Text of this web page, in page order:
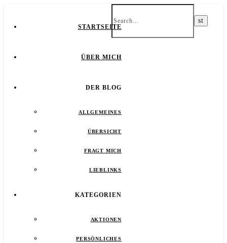
STARTSEITE
ÜBER MICH
DER BLOG
ALLGEMEINES
ÜBERSICHT
FRAGT MICH
LIEBLINKS
KATEGORIEN
AKTIONEN
PERSÖNLICHES